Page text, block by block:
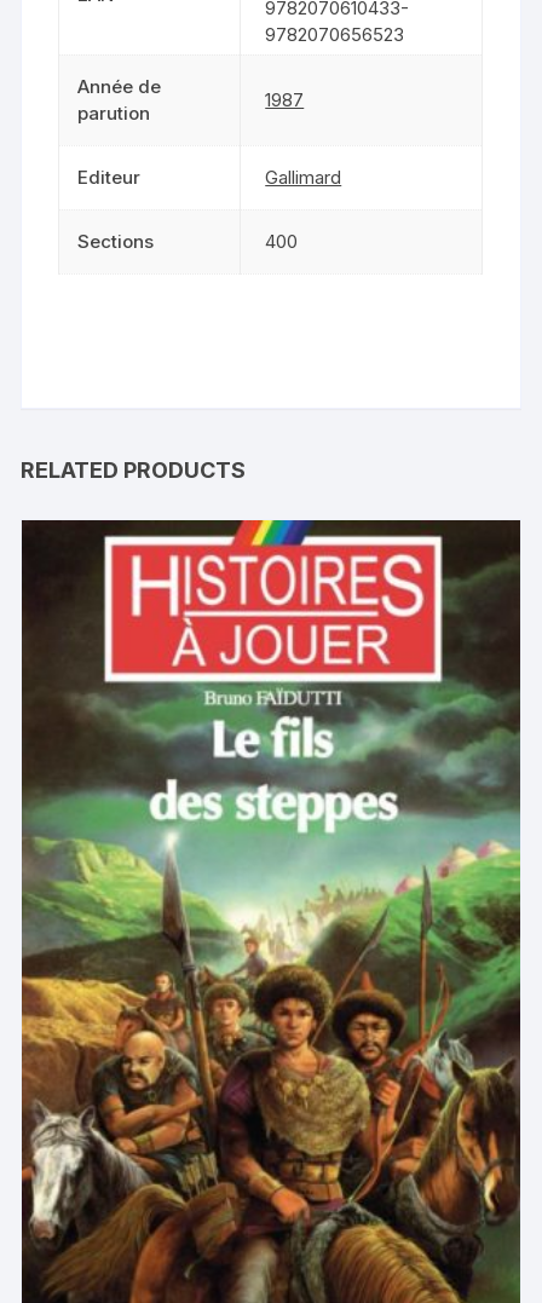
9782070610433-
9782070656523
Année de
parution
1987
Editeur Gallimard
Sections 400
RELATED PRODUCTS